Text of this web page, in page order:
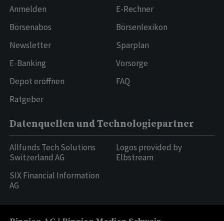
Anmelden
Börsenabos
Newsletter
E-Banking
Depot eröffnen
Ratgeber
E-Rechner
Börsenlexikon
Sparplan
Vorsorge
FAQ
Datenquellen und Technologiepartner
Allfunds Tech Solutions
Switzerland AG
SIX Financial Information
AG
Logos provided by
Elbstream